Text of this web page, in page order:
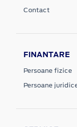
Contact
FINANTARE
Persoane fizice
Persoane